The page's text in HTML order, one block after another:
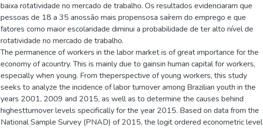
baixa rotatividade no mercado de trabalho. Os resultados evidenciaram que
pessoas de 18 a 35 anossão mais propensosa saírem do emprego e que
fatores como maior escolaridade diminui a probabilidade de ter alto nível de
rotatividade no mercado de trabalho.
The permanence of workers in the labor market is of great importance for the
economy of acountry. This is mainly due to gainsin human capital for workers,
especially when young. From theperspective of young workers, this study
seeks to analyze the incidence of labor turnover among Brazilian youth in the
years 2001, 2009 and 2015, as well as to determine the causes behind
highestturnover levels specifically for the year 2015. Based on data from the
National Sample Survey (PNAD) of 2015, the logit ordered econometric level